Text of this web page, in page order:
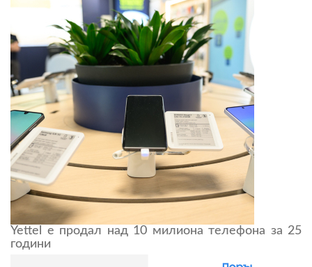
Yettel е продал над 10 милиона телефона за 25
години